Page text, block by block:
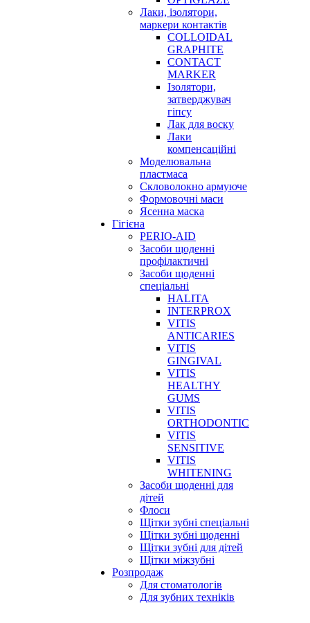
Лаки, ізолятори,
маркери контактів
COLLOIDAL
GRAPHITE
CONTACT
MARKER
Ізолятори,
затверджувач
гіпсу
Лак для воску
Лаки
компенсаційні
Моделювальна
пластмаса
Скловолокно армуюче
Формовочні маси
Ясенна маска
Гігієна
PERIO-AID
Засоби щоденні
профілактичні
Засоби щоденні
спеціальні
HALITA
INTERPROX
VITIS
ANTICARIES
VITIS
GINGIVAL
VITIS
HEALTHY
GUMS
VITIS
ORTHODONTIC
VITIS
SENSITIVE
VITIS
WHITENING
Засоби щоденні для
дітей
Флоси
Щітки зубні спеціальні
Щітки зубні щоденні
Щітки зубні для дітей
Щітки міжзубні
Розпродаж
Для стоматологів
Для зубних техніків